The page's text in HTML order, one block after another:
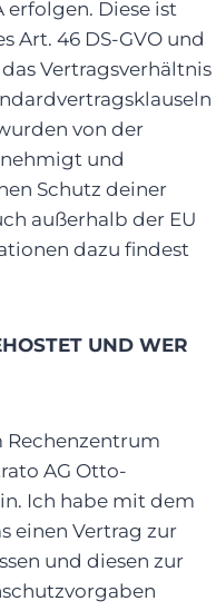
Diese ist
Art. 46 DS-GVO und
Vertragsverhältnis
von der
und
Schutz deiner
außerhalb der EU
dazu findest
UND WER
Rechenzentrum
AG Otto-
Ich habe mit dem
einen Vertrag zur
und diesen zur